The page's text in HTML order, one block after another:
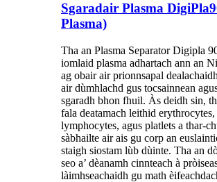
Sgaradair Plasma
Plasma)
Tha an Plasma Separator Digipla
iomlaid plasma adhartach ann an
ag obair air prionnsapal
air dùmhlachd gus tocsainnean
sgaradh bhon fhuil. Às deidh sin,
fala deatamach leithid
lymphocytes, agus platlets a thar-
sàbhailte air ais gu corp an
staigh siostam lùb dùinte. Tha an
seo a’ dèanamh cinnteach à
làimhseachaidh gu math